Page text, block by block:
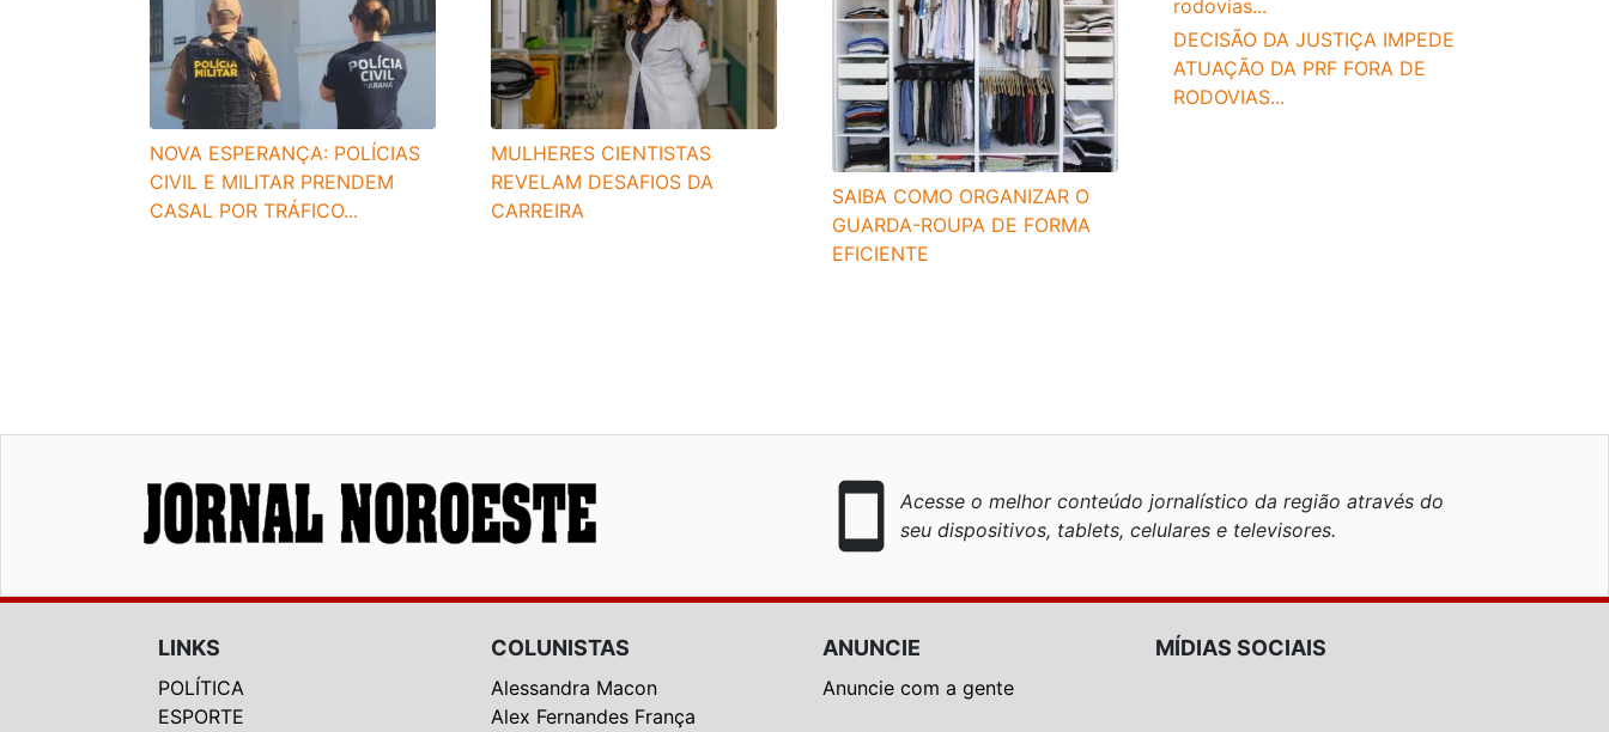
NOVA ESPERANÇA: POLÍCIAS
CIVIL E MILITAR PRENDEM
CASAL POR TRÁFICO...
MULHERES CIENTISTAS
REVELAM DESAFIOS DA
CARREIRA
SAIBA COMO ORGANIZAR O
GUARDA-ROUPA DE FORMA
EFICIENTE
DECISÃO DA JUSTIÇA IMPEDE
ATUAÇÃO DA PRF FORA DE
RODOVIAS...
smartphone
Acesse o melhor conteúdo jornalístico da região através do
seu dispositivos, tablets, celulares e televisores.
LINKS
POLÍTICA
ESPORTE
COLUNISTAS
Alessandra Macon
Alex Fernandes França
ANUNCIE
Anuncie com a gente
MÍDIAS SOCIAIS